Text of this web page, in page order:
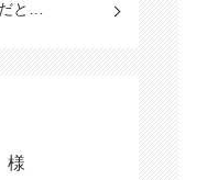
と…
様